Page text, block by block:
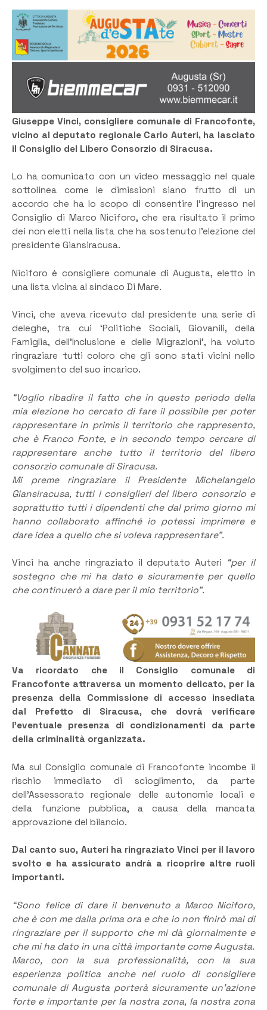
Giuseppe Vinci, consigliere comunale di Francofonte,
vicino al deputato regionale Carlo Auteri, ha lasciato
il Consiglio del Libero Consorzio di Siracusa.
Lo ha comunicato con un video messaggio nel quale
sottolinea come le dimissioni siano frutto di un
accordo che ha lo scopo di consentire l’ingresso nel
Consiglio di Marco Niciforo, che era risultato il primo
dei non eletti nella lista che ha sostenuto l’elezione del
presidente Giansiracusa.
Niciforo è consigliere comunale di Augusta, eletto in
una lista vicina al sindaco Di Mare.
Vinci, che aveva ricevuto dal presidente una serie di
deleghe, tra cui ‘Politiche Sociali, Giovanili, della
Famiglia, dell’Inclusione e delle Migrazioni’, ha voluto
ringraziare tutti coloro che gli sono stati vicini nello
svolgimento del suo incarico.
“Voglio ribadire il fatto che in questo periodo della
mia elezione ho cercato di fare il possibile per poter
rappresentare in primis il territorio che rappresento,
che è Franco Fonte, e in secondo tempo cercare di
rappresentare anche tutto il territorio del libero
consorzio comunale di Siracusa.
Mi preme ringraziare il Presidente Michelangelo
Giansiracusa, tutti i consiglieri del libero consorzio e
soprattutto tutti i dipendenti che dal primo giorno mi
hanno collaborato affinché io potessi imprimere e
dare idea a quello che si voleva rappresentare”.
Vinci ha anche ringraziato il deputato Auteri “per il
sostegno che mi ha dato e sicuramente per quello
che continuerò a dare per il mio territorio”.
Va ricordato che il Consiglio comunale di
Francofonte attraversa un momento delicato, per la
presenza della Commissione di accesso insediata
dal Prefetto di Siracusa, che dovrà verificare
l’eventuale presenza di condizionamenti da parte
della criminalità organizzata.
Ma sul Consiglio comunale di Francofonte incombe il
rischio immediato di scioglimento, da parte
dell’Assessorato regionale delle autonomie locali e
della funzione pubblica, a causa della mancata
approvazione del bilancio.
Dal canto suo, Auteri ha ringraziato Vinci per il lavoro
svolto e ha assicurato andrà a ricoprire altre ruoli
importanti.
“Sono felice di dare il benvenuto a Marco Niciforo,
che è con me dalla prima ora e che io non finirò mai di
ringraziare per il supporto che mi dà giornalmente e
che mi ha dato in una città importante come Augusta.
Marco, con la sua professionalità, con la sua
esperienza politica anche nel ruolo di consigliere
comunale di Augusta porterà sicuramente un’azione
forte e importante per la nostra zona, la nostra zona